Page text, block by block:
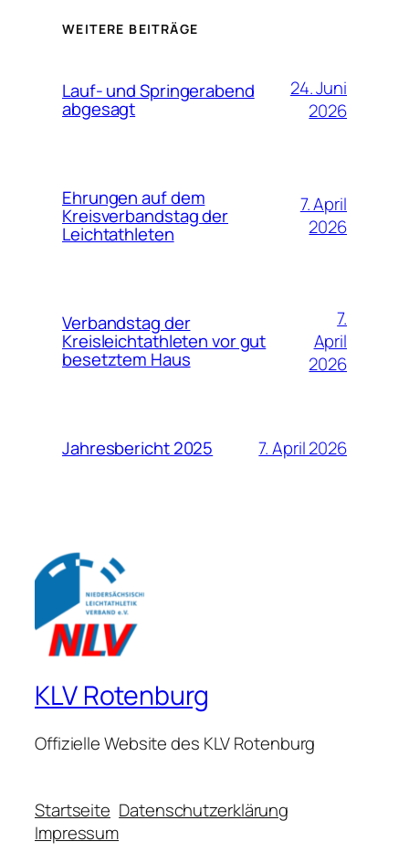
WEITERE BEITRÄGE
Lauf- und Springerabend
abgesagt
24. Juni
2026
Ehrungen auf dem
Kreisverbandstag der
Leichtathleten
7. April
2026
Verbandstag der
Kreisleichtathleten vor gut
besetztem Haus
7.
April
2026
Jahresbericht 2025 7. April 2026
KLV Rotenburg
Offizielle Website des KLV Rotenburg
Startseite
Impressum
Datenschutzerklärung